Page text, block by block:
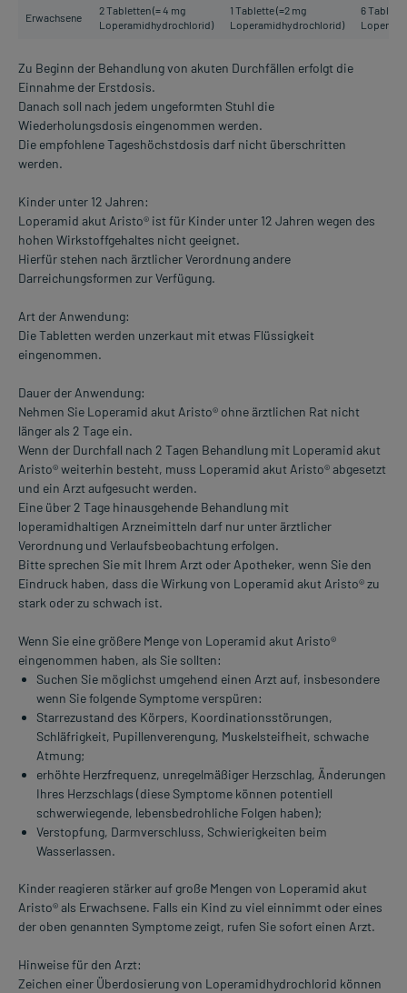
Erwachsene
2 Tabletten (= 4 mg
Loperamidhydrochlorid)
1 Tablette (=2 mg
Loperamidhydrochlorid)
6
Zu Beginn der Behandlung von akuten Durchfällen erfolgt die
Einnahme der Erstdosis.
Danach soll nach jedem ungeformten Stuhl die
Wiederholungsdosis eingenommen werden.
Die empfohlene Tageshöchstdosis darf nicht überschritten
werden.
Kinder unter 12 Jahren:
Loperamid akut Aristo® ist für Kinder unter 12 Jahren wegen des
hohen Wirkstoffgehaltes nicht geeignet.
Hierfür stehen nach ärztlicher Verordnung andere
Darreichungsformen zur Verfügung.
Art der Anwendung:
Die Tabletten werden unzerkaut mit etwas Flüssigkeit
eingenommen.
Dauer der Anwendung:
Nehmen Sie Loperamid akut Aristo® ohne ärztlichen Rat nicht
länger als 2 Tage ein.
Wenn der Durchfall nach 2 Tagen Behandlung mit Loperamid akut
Aristo® weiterhin besteht, muss Loperamid akut Aristo® abgesetzt
und ein Arzt aufgesucht werden.
Eine über 2 Tage hinausgehende Behandlung mit
loperamidhaltigen Arzneimitteln darf nur unter ärztlicher
Verordnung und Verlaufsbeobachtung erfolgen.
Bitte sprechen Sie mit Ihrem Arzt oder Apotheker, wenn Sie den
Eindruck haben, dass die Wirkung von Loperamid akut Aristo® zu
stark oder zu schwach ist.
Wenn Sie eine größere Menge von Loperamid akut Aristo®
eingenommen haben, als Sie sollten:
Suchen Sie möglichst umgehend einen Arzt auf, insbesondere
wenn Sie folgende Symptome verspüren:
Starrezustand des Körpers, Koordinationsstörungen,
Schläfrigkeit, Pupillenverengung, Muskelsteifheit, schwache
Atmung;
erhöhte Herzfrequenz, unregelmäßiger Herzschlag, Änderungen
Ihres Herzschlags (diese Symptome können potentiell
schwerwiegende, lebensbedrohliche Folgen haben);
Verstopfung, Darmverschluss, Schwierigkeiten beim
Wasserlassen.
Kinder reagieren stärker auf große Mengen von Loperamid akut
Aristo® als Erwachsene. Falls ein Kind zu viel einnimmt oder eines
der oben genannten Symptome zeigt, rufen Sie sofort einen Arzt.
Hinweise für den Arzt:
Zeichen einer Überdosierung von Loperamidhydrochlorid können